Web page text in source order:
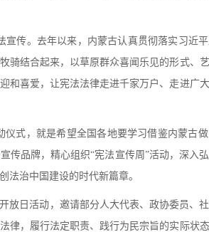
传。去年以来，内蒙古认真贯彻落实习近平
骑结合起来，以草原群众喜闻乐见的形式、
和喜爱，让宪法法律走进千家万户、走进广
式，就是希望全国各地要学习借鉴内蒙古
传品牌，精心组织“宪法宣传周”活动，深入
法治中国建设的时代新篇章。
日活动，邀请部分人大代表、政协委员、社
律，履行法定职责、践行为民宗旨的实际状